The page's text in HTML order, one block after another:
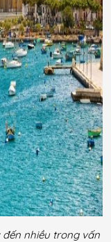
nhiều trong vấn